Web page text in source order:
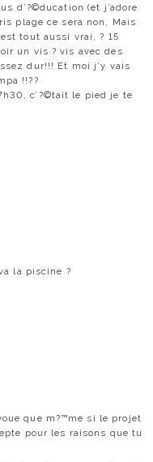
d’?©ducation (et j’adore
plage ce sera non, Mais
tout aussi vrai, ? 15
un vis ? vis avec des
dur!!! Et moi j’y vais
!!??
c’?©tait le pied je te
la piscine ?
que m?™me si le projet
pour les raisons que tu